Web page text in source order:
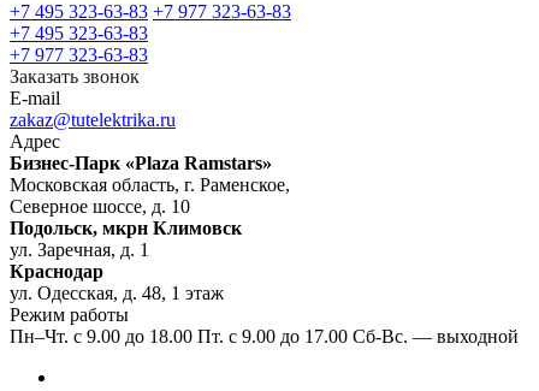
+7 495 323-63-83 +7 977 323-63-83
+7 495 323-63-83
+7 977 323-63-83
Заказать звонок
E-mail
zakaz@tutelektrika.ru
Адрес
Бизнес-Парк «Plaza Ramstars»
Московская область, г. Раменское,
Северное шоссе, д. 10
Подольск, мкрн Климовск
ул. Заречная, д. 1
Краснодар
ул. Одесская, д. 48, 1 этаж
Режим работы
Пн–Чт. с 9.00 до 18.00 Пт. с 9.00 до 17.00 Сб-Вс. — выходной